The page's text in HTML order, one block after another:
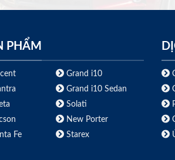
PHẨM
Fe
Grand i10
Grand i10 Sedan
Solati
New Porter
Starex